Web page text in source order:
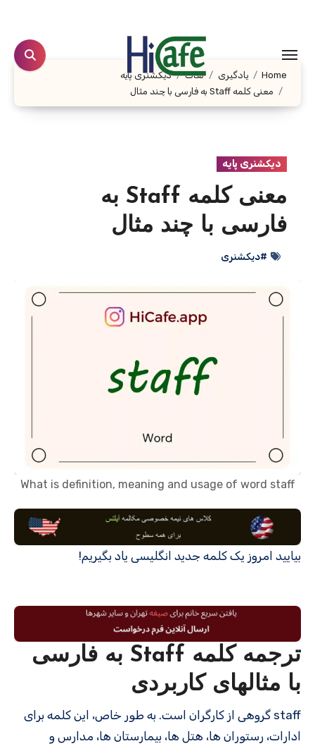
content
Home یادگیری لغات
دیکشنری پایه
معنی کلمه Staff به فارسی با چند مثال
دیکشنری پایه
معنی کلمه Staff به
فارسی با چند مثال
#دیکشنری
What is definition, meaning and usage of word staff
بیایید امروز یک کلمه جدید انگلیسی یاد بگیریم!
ترجمه کلمه Staff به فارسی
با مثالهای کاربردی
staff گروهی از کارگران است. به طور خاص، این کلمه برای
ادارات، رستوران ها، هتل ها، بیمارستان ها، مدارس و